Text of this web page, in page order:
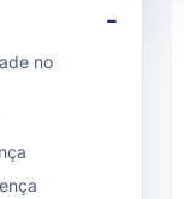
−
no